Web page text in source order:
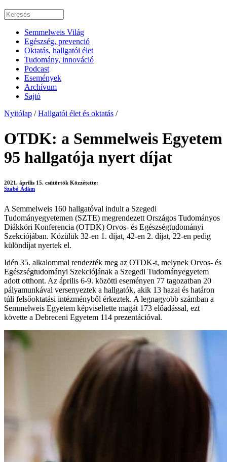
Semmelweis Világ
Egészség, prevenció
Oktatás, hallgatói élet
Tudomány, innováció
Podcast
Események
Archívum
Sajtó
Nyitólap / Hallgatói élet és oktatás /
OTDK: a Semmelweis Egyetem
95 hallgatója nyert díjat
2021. április 15. csütörtök Közzétette:
Szabó Ádám
A Semmelweis 160 hallgatóval indult a Szegedi
Tudományegyetemen (SZTE) megrendezett Országos Tudományos
Diákköri Konferencia (OTDK) Orvos- és Egészségtudományi
Szekciójában. Közülük 32-en 1. díjat, 42-en 2. díjat, 22-en pedig
különdíjat nyertek el.
Idén 35. alkalommal rendezték meg az OTDK-t, melynek Orvos- és
Egészségtudományi Szekciójának a Szegedi Tudományegyetem
adott otthont. Az április 6-9. közötti eseményen 77 tagozatban 20
pályamunkával versenyeztek a hallgatók, akik 13 hazai és határon
túli felsőoktatási intézményből érkeztek. A legnagyobb számban a
Semmelweis Egyetem képviseltette magát 173 előadással, ezt
követte a Debreceni Egyetem 114 prezentációval.